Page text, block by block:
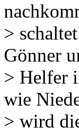
>
Gönner
> Helfer
wie
> wird